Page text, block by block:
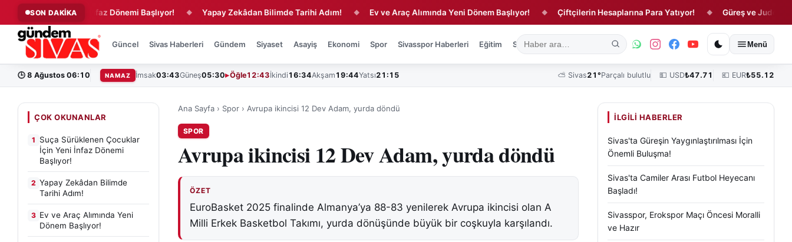
SON DAKİKA
İçin Yeni İnfaz Dönemi Başlıyor! ◆ Yapay Zekâdan Bilimde Tarihi Adım! ◆ Ev ve Araç Alımında Yeni Dönem Başlıyor! ◆ Çiftçilerin Hesaplarına Para Yatıyor! ◆ Güreş ve Judoda
Güncel Sivas Haberleri Gündem Siyaset Asayiş Ekonomi Spor Sivasspor Haberleri Eğitim Sağlık Kültür, Sanat ve Tarih Yaşam Sivas Vefat Edenler Köşe
Menü
🕒 8 Ağustos 06:10 NAMAZ İmsak03:43Güneş05:30 Öğle12:43İkindi 16:34Akşam 19:44Yatsı21:15 ⛅ Sivas21°Parçalı bulutlu 💵 USD₺47.71 💶 EUR₺55.12
ÇOK OKUNANLAR
1 Suça Sürüklenen Çocuklar
İçin Yeni İnfaz Dönemi
Başlıyor!
2 Yapay Zekâdan Bilimde
Tarihi Adım!
3 Ev ve Araç Alımında Yeni
Dönem Başlıyor!
Ana Sayfa › Spor › Avrupa ikincisi 12 Dev Adam, yurda döndü
SPOR
Avrupa ikincisi 12 Dev Adam, yurda döndü
ÖZET
EuroBasket 2025 finalinde Almanya’ya 88-83 yenilerek Avrupa ikincisi olan A
Milli Erkek Basketbol Takımı, yurda dönüşünde büyük bir coşkuyla karşılandı.
İLGILI HABERLER
Sivas'ta Güreşin Yaygınlaştırılması İçin
Önemli Buluşma!
Sivas'ta Camiler Arası Futbol Heyecanı
Başladı!
Sivasspor, Erokspor Maçı Öncesi Moralli
ve Hazır